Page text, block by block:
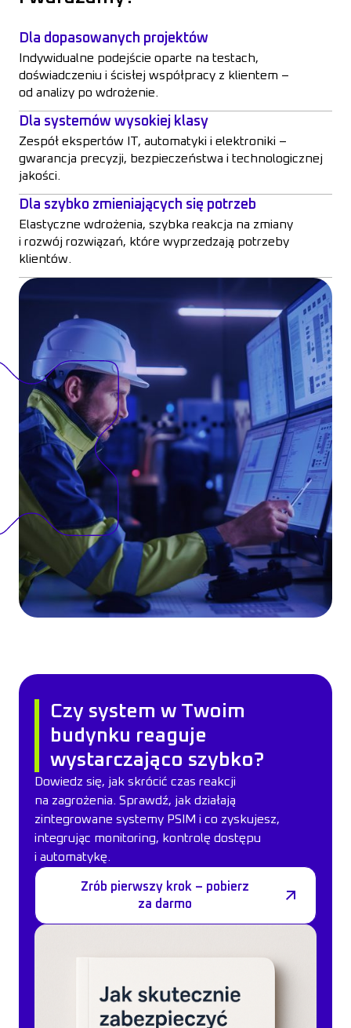
Dla dopasowanych projektów
Indywidualne podejście oparte na testach,
doświadczeniu i ścisłej współpracy z klientem –
od analizy po wdrożenie.
Dla systemów wysokiej klasy
Zespół ekspertów IT, automatyki i elektroniki –
gwarancja precyzji, bezpieczeństwa i technologicznej
jakości.
Dla szybko zmieniających się potrzeb
Elastyczne wdrożenia, szybka reakcja na zmiany
i rozwój rozwiązań, które wyprzedzają potrzeby
klientów.
Czy system w Twoim
budynku reaguje
wystarczająco szybko?
Dowiedz się, jak skrócić czas reakcji
na zagrożenia. Sprawdź, jak działają
zintegrowane systemy PSIM i co zyskujesz,
integrując monitoring, kontrolę dostępu
i automatykę.
Zrób pierwszy krok – pobierz
za darmo